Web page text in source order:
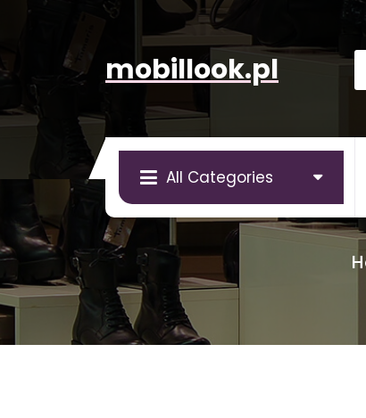
mobillook.pl
All Categories